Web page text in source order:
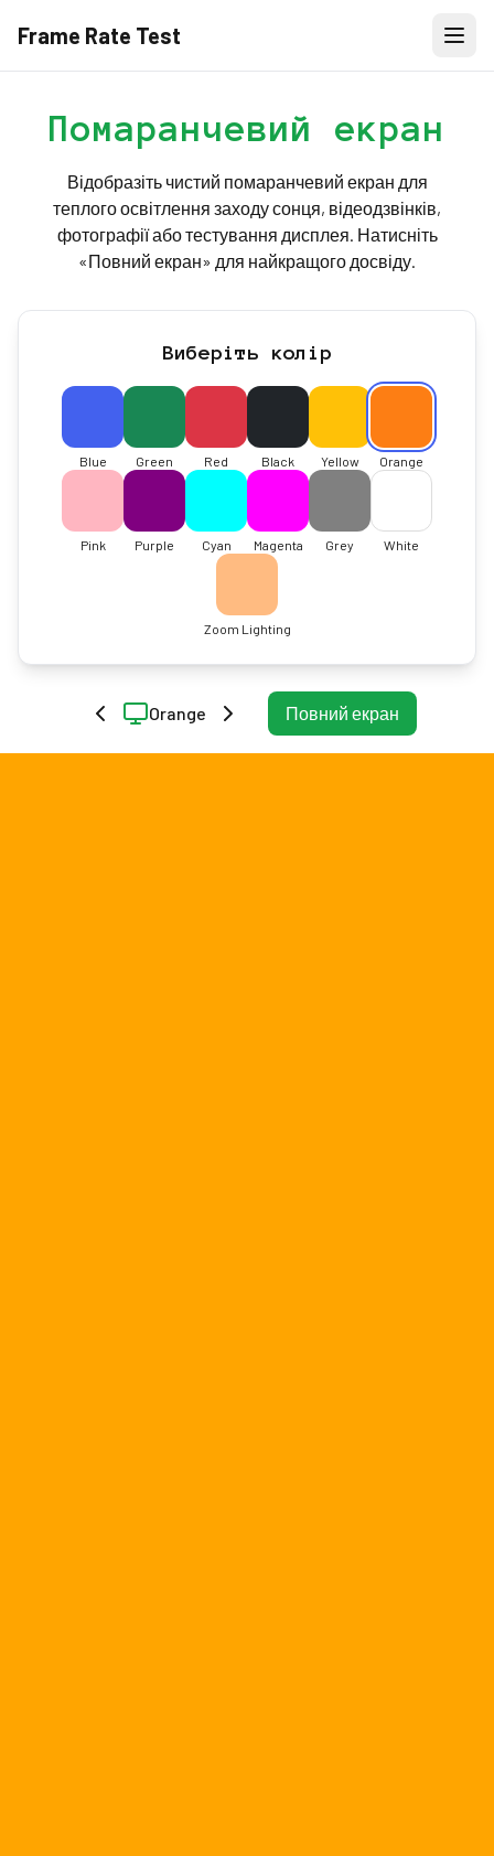
Frame Rate Test
Помаранчевий екран
Відобразіть чистий помаранчевий екран для
теплого освітлення заходу сонця, відеодзвінків,
фотографії або тестування дисплея. Натисніть
«Повний екран» для найкращого досвіду.
Виберіть колір
Blue Green Red Black Yellow Orange
Pink Purple Cyan Magenta Grey White
Zoom Lighting
Orange Повний екран